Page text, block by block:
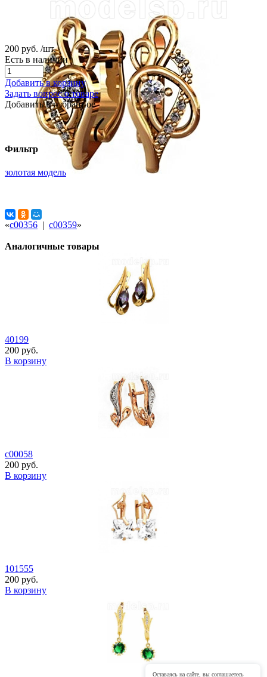
200 руб. /шт.
Есть в наличии
Добавить в корзину
Задать вопрос о товаре
Добавить в избранное
Фильтр
золотая модель
«с00356 | с00359»
Аналогичные товары
40199
200 руб.
В корзину
с00058
200 руб.
В корзину
101555
200 руб.
В корзину
Оставаясь на сайте, вы соглашаетесь